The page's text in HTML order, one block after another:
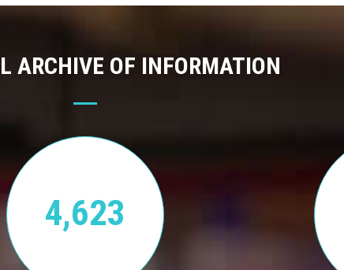
ARCHIVE OF INFORMATION
4,623